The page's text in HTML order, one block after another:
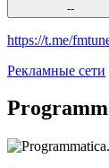
--
https://t.me/
Рекламные сети